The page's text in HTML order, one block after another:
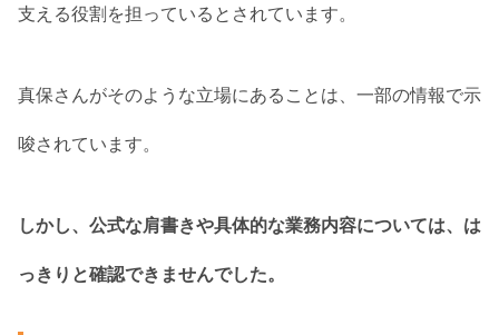
支える役割を担っているとされています。
真保さんがそのような立場にあることは、一部の情報で示
唆されています。
しかし、公式な肩書きや具体的な業務内容については、は
っきりと確認できませんでした。